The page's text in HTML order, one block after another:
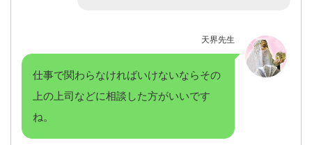
天界先生
仕事で関わらなければいけないならその
上の上司などに相談した方がいいです
ね。